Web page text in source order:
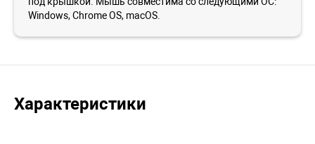
Windows, Chrome OS, macOS.
Характеристики